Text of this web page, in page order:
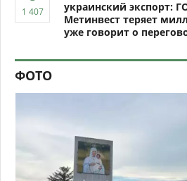
украинский экспорт:
Метинвест теряет
уже говорит о
ФОТО